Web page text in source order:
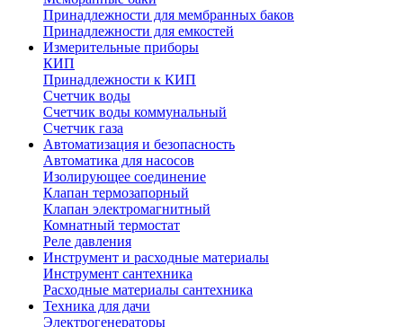
Принадлежности для мембранных баков
Принадлежности для емкостей
Измерительные приборы
КИП
Принадлежности к КИП
Счетчик воды
Счетчик воды коммунальный
Счетчик газа
Автоматизация и безопасность
Автоматика для насосов
Изолирующее соединение
Клапан термозапорный
Клапан электромагнитный
Комнатный термостат
Реле давления
Инструмент и расходные материалы
Инструмент сантехника
Расходные материалы сантехника
Техника для дачи
Электрогенераторы